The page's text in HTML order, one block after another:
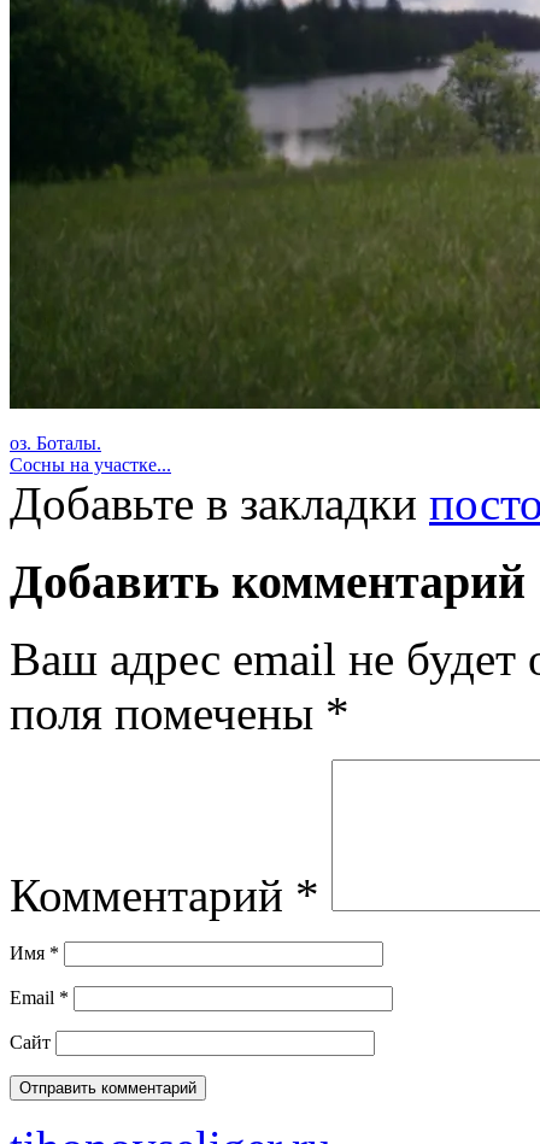
оз. Боталы.
Сосны на участке...
Добавьте в закладки
Добавить комментарий
Ваш адрес email не будет
поля помечены *
Комментарий *
Имя *
Email *
Сайт